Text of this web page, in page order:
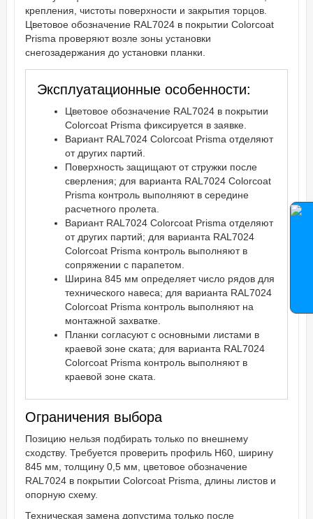
крепления, чистоты поверхности и закрытия торцов.
Цветовое обозначение RAL7024 в покрытии Colorcoat
Prisma проверяют возле зоны установки
снегозадержания до установки планки.
Эксплуатационные особенности:
Цветовое обозначение RAL7024 в покрытии
Colorcoat Prisma фиксируется в заявке.
Вариант RAL7024 Colorcoat Prisma отделяют
от других партий.
Поверхность защищают от стружки после
сверления; для варианта RAL7024 Colorcoat
Prisma контроль выполняют в середине
расчетного пролета.
Вариант RAL7024 Colorcoat Prisma отделяют
от других партий; для варианта RAL7024
Colorcoat Prisma контроль выполняют в
сопряжении с парапетом.
Ширина 845 мм определяет число рядов для
технического навеса; для варианта RAL7024
Colorcoat Prisma контроль выполняют на
монтажной захватке.
Планки согласуют с основными листами в
краевой зоне ската; для варианта RAL7024
Colorcoat Prisma контроль выполняют в
краевой зоне ската.
Ограничения выбора
Позицию нельзя подбирать только по внешнему
сходству. Требуется проверить профиль Н60, ширину
845 мм, толщину 0,5 мм, цветовое обозначение
RAL7024 в покрытии Colorcoat Prisma, длины листов и
опорную схему.
Техническая замена допустима только после